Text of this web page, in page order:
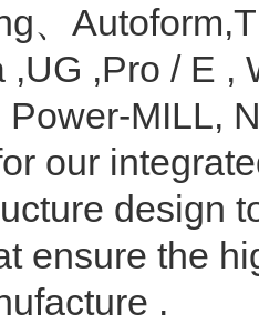
、
,UG ,Pro / E ,
Power-MILL,
our
design
ensure the
.